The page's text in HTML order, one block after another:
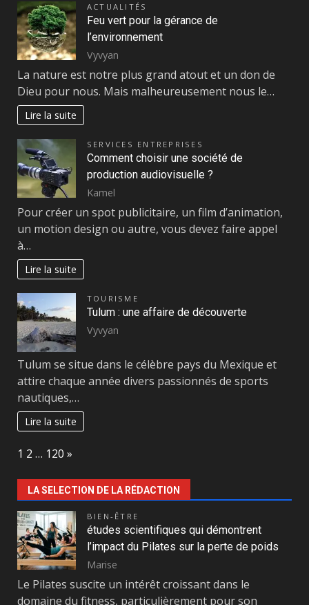
ACTUALITÉS
Feu vert pour la gérance de
l’environnement
Vyvyan
La nature est notre plus grand atout et un don de
Dieu pour nous. Mais malheureusement nous le…
Lire la suite
SERVICES ENTREPRISES
Comment choisir une société de
production audiovisuelle ?
Kamel
Pour créer un spot publicitaire, un film d’animation,
un motion design ou autre, vous devez faire appel
à…
Lire la suite
TOURISME
Tulum : une affaire de découverte
Vyvyan
Tulum se situe dans le célèbre pays du Mexique et
attire chaque année divers passionnés de sports
nautiques,…
Lire la suite
Page:
1 2 … 120 Next
»
LA SELECTION DE LA RÉDACTION
BIEN-ÊTRE
études scientifiques qui démontrent
l’impact du Pilates sur la perte de poids
Marise
Le Pilates suscite un intérêt croissant dans le
domaine du fitness, particulièrement pour son